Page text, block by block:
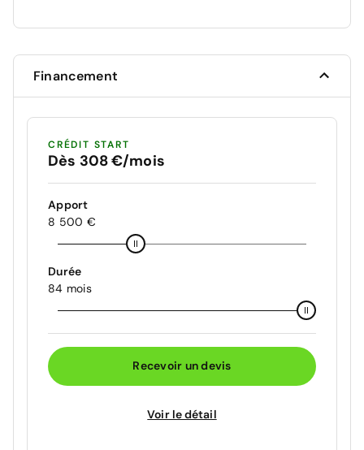
Financement
CRÉDIT START
Dès 308 €/mois
Apport
8 500 €
Durée
84 mois
Recevoir un devis
Voir le détail